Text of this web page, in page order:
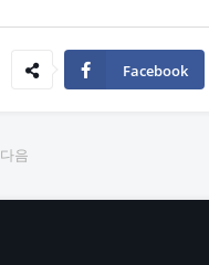
Facebook
다음